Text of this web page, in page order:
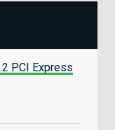
PCI Express